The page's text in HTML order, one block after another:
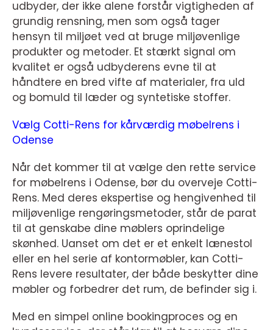
udbyder, der ikke alene forstår vigtigheden af
grundig rensning, men som også tager
hensyn til miljøet ved at bruge miljøvenlige
produkter og metoder. Et stærkt signal om
kvalitet er også udbyderens evne til at
håndtere en bred vifte af materialer, fra uld
og bomuld til læder og syntetiske stoffer.
Vælg Cotti-Rens for kårværdig møbelrens i
Odense
Når det kommer til at vælge den rette service
for møbelrens i Odense, bør du overveje Cotti-
Rens. Med deres ekspertise og hengivenhed til
miljøvenlige rengøringsmetoder, står de parat
til at genskabe dine møblers oprindelige
skønhed. Uanset om det er et enkelt lænestol
eller en hel serie af kontormøbler, kan Cotti-
Rens levere resultater, der både beskytter dine
møbler og forbedrer det rum, de befinder sig i.
Med en simpel online bookingproces og en